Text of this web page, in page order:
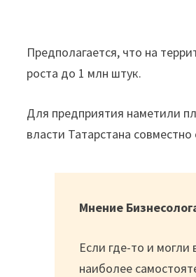
Предполагается, что на
роста до 1 млн штук.
Для предприятия наметили
власти Татарстана
Мнение
Если где-то и
наиболее